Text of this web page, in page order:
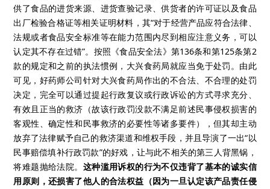
供了食品的进货来源、进货查验记录、供货者的许可证以及食品
出厂检验合格证等相关证明材料，其“对于经营产品应符合法律、
法规或者食品安全标准等在能力范围内尽到相应注意义务，可以
认定其不存在过错”。按照《食品安全法》第136条和第125条第2
款的规定和之前的执法惯例，大兴食药局就应当免于处罚。由此
可见，好药师公司针对大兴食药局作出的不合法、不合理的处罚
决定，完全可以通过提起行政复议或行政诉讼的方式寻求充分、
有效且正当的救济（故该行政罚没款不满足前述民事侵权损害的
客观性、确定性和民事救济的必要性等诸多要件），但其却主动
放弃了法律赋予自己的救济渠道和维权手段，并且导演了一出“以
民事赔偿填补行政罚款”的好戏，让与此不相关的第三人背黑锅，
将难题抛给法院。 这种滥用诉权的行为不仅违背了基本的诚实信
用原则，还损害了他人的合法权益（因为一旦认定该产品责任侵